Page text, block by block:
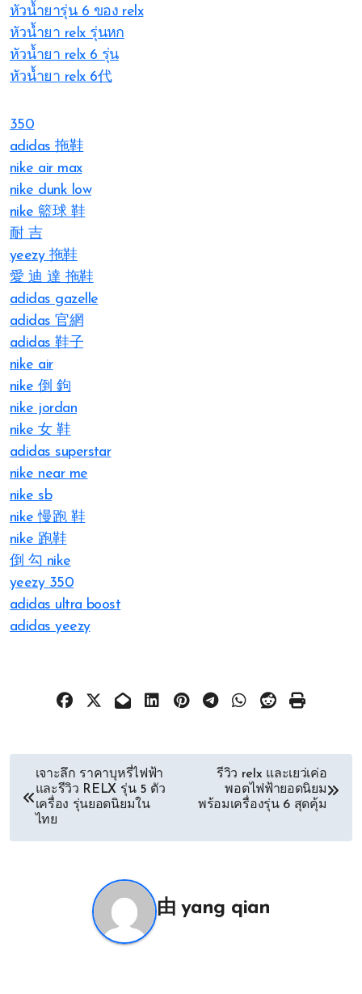
หัวน้ำยารุ่น 6 ของ relx
หัวน้ำยา relx รุ่นหก
หัวน้ำยา relx 6 รุ่น
หัวน้ำยา relx 6代
350
adidas 拖鞋
nike air max
nike dunk low
nike 籃球 鞋
耐 吉
yeezy 拖鞋
愛 迪 達 拖鞋
adidas gazelle
adidas 官網
adidas 鞋子
nike air
nike 倒 鉤
nike jordan
nike 女 鞋
adidas superstar
nike near me
nike sb
nike 慢跑 鞋
nike 跑鞋
倒 勾 nike
yeezy 350
adidas ultra boost
adidas yeezy
章
导
เจาะลึก ราคาบุหรี่ไฟฟ้า
และรีวิว RELX รุ่น 5 ตัว
เครื่อง รุ่นยอดนิยมใน
ไทย
รีวิว relx และเยว่เค่อ
พอตไฟฟ้ายอดนิยม
พร้อมเครื่องรุ่น 6 สุดคุ้ม
由yang qian